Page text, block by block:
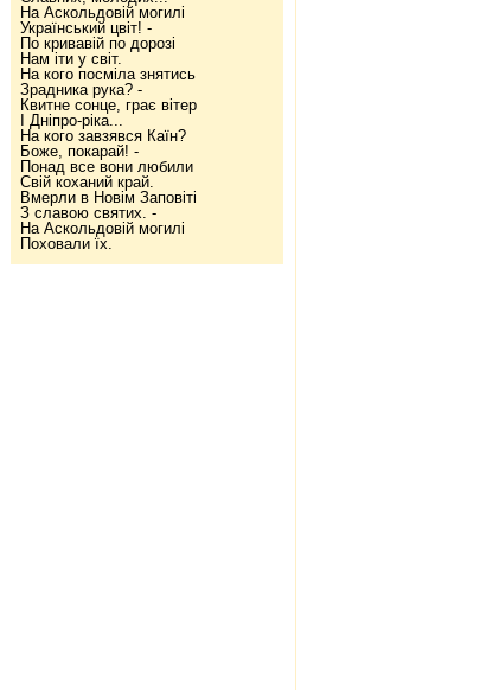
На Аскольдовій могилі
Український цвіт! -
По кривавій по дорозі
Нам іти у світ.
На кого посміла знятись
Зрадника рука? -
Квитне сонце, грає вітер
І Дніпро-ріка...
На кого завзявся Каїн?
Боже, покарай! -
Понад все вони любили
Свій коханий край.
Вмерли в Новім Заповіті
З славою святих. -
На Аскольдовій могилі
Поховали їх.